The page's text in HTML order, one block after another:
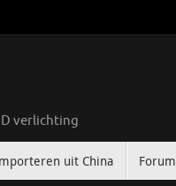
verlichting
uit China Forum